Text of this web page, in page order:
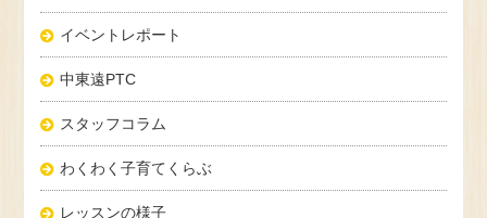
イベントレポート
中東遠PTC
スタッフコラム
わくわく子育てくらぶ
レッスンの様子